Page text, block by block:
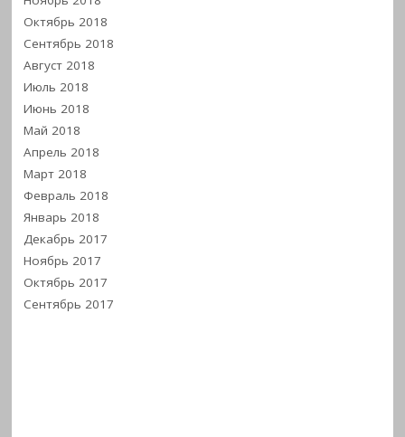
Октябрь 2018
Сентябрь 2018
Август 2018
Июль 2018
Июнь 2018
Май 2018
Апрель 2018
Март 2018
Февраль 2018
Январь 2018
Декабрь 2017
Ноябрь 2017
Октябрь 2017
Сентябрь 2017